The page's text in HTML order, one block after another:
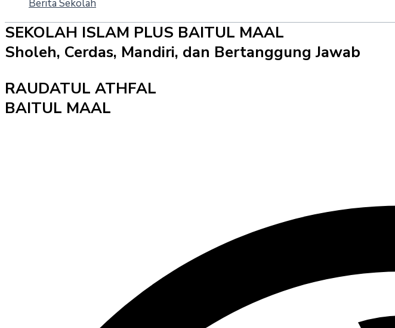
Berita Sekolah
SEKOLAH ISLAM PLUS BAITUL MAAL
Sholeh, Cerdas, Mandiri, dan Bertanggung Jawab
RAUDATUL ATHFAL
BAITUL MAAL